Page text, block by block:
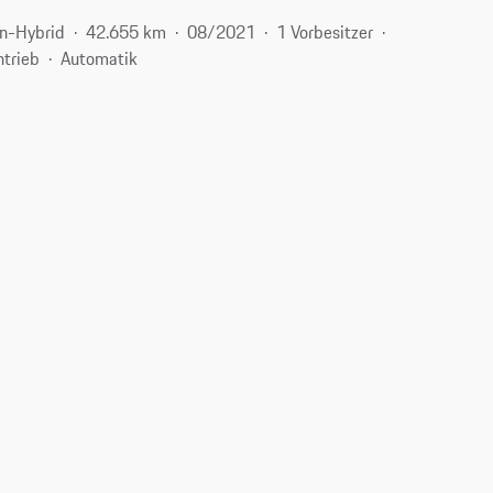
Hybrid 42.655 km 08/2021
1 Vorbesitzer
Automatik